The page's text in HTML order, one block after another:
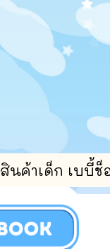
นค้าเด็ก เบบี้ช็